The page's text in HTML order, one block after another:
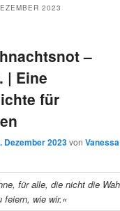
2023
–
| Eine
für
Dezember 2023von
für alle, die nicht die
feiern, wie wir.«